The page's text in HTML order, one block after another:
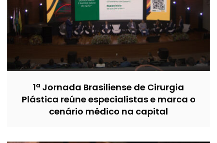
1ª Jornada Brasiliense de Cirurgia
Plástica reúne especialistas e marca o
cenário médico na capital